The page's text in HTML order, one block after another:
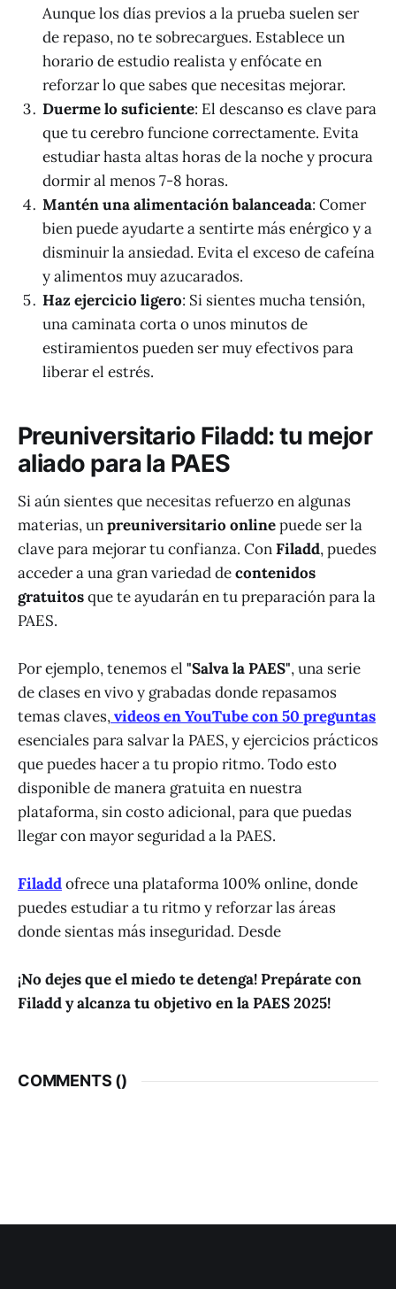
Aunque los días previos a la prueba suelen ser
de repaso, no te sobrecargues. Establece un
horario de estudio realista y enfócate en
reforzar lo que sabes que necesitas mejorar.
Duerme lo suficiente: El descanso es clave para
que tu cerebro funcione correctamente. Evita
estudiar hasta altas horas de la noche y procura
dormir al menos 7-8 horas.
Mantén una alimentación balanceada: Comer
bien puede ayudarte a sentirte más enérgico y a
disminuir la ansiedad. Evita el exceso de cafeína
y alimentos muy azucarados.
Haz ejercicio ligero: Si sientes mucha tensión,
una caminata corta o unos minutos de
estiramientos pueden ser muy efectivos para
liberar el estrés.
Preuniversitario Filadd: tu mejor
aliado para la PAES
Si aún sientes que necesitas refuerzo en algunas
materias, unpreuniversitario onlinepuede ser la
clave para mejorar tu confianza. ConFiladd, puedes
acceder a una gran variedad decontenidos
gratuitosque te ayudarán en tu preparación para la
PAES.
Por ejemplo, tenemos el "Salva la PAES", una serie
de clases en vivo y grabadas donde repasamos
temas claves,videos en YouTube con 50 preguntas
esenciales para salvar la PAES, y ejercicios prácticos
que puedes hacer a tu propio ritmo. Todo esto
disponible de manera gratuita en nuestra
plataforma, sin costo adicional, para que puedas
llegar con mayor seguridad a la PAES.
Filaddofrece una plataforma 100% online, donde
puedes estudiar a tu ritmo y reforzar las áreas
donde sientas más inseguridad. Desde
¡No dejes que el miedo te detenga! Prepárate con
Filadd y alcanza tu objetivo en la PAES 2025!
COMMENTS ()